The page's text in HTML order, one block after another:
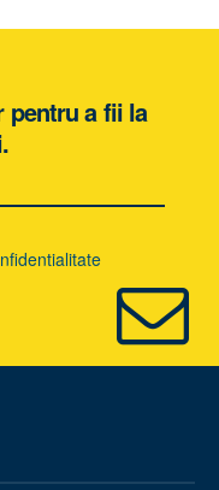
pentru a fii la